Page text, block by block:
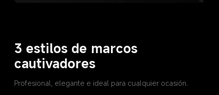
3 estilos de marcos
cautivadores
Profesional, elegante e ideal para cualquier ocasión.